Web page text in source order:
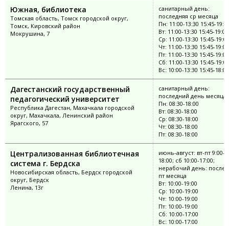
Южная, библиотека
Томская область, Томск городской округ,
Томск, Кировский район
Мокрушина, 7
санитарный день:
последняя ср месяца
Пн: 11:00-13:30 15:45-
Вт: 11:00-13:30 15:45-19:00
Ср: 11:00-13:30 15:45-19:00
Чт: 11:00-13:30 15:45-19:00
Пт: 11:00-13:30 15:45-19:00
Сб: 11:00-13:30 15:45-19:00
Вс: 10:00-13:30 15:45-18:00
Дагестанский государственный
педагогический университет
Республика Дагестан, Махачкала городской
округ, Махачкала, Ленинский район
Ярагского, 57
санитарный день:
последний день месяца
Пн: 08:30-18:00
Вт: 08:30-18:00
Ср: 08:30-18:00
Чт: 08:30-18:00
Пт: 08:30-18:00
Централизованная библиотечная
система г. Бердска
Новосибирская область, Бердск городской
округ, Бердск
Ленина, 13г
июнь-август: вт-пт 9:00-
18:00; сб 10:00-17:00;
нерабочий день:
пт месяца
Вт: 10:00-19:00
Ср: 10:00-19:00
Чт: 10:00-19:00
Пт: 10:00-19:00
Сб: 10:00-17:00
Вс: 10:00-17:00